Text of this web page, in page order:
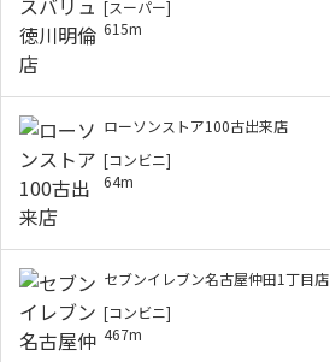
[スーパー]
615m
ローソンストア100古出来店
[コンビニ]
64m
セブンイレブン名古屋仲田1丁目店
[コンビニ]
467m